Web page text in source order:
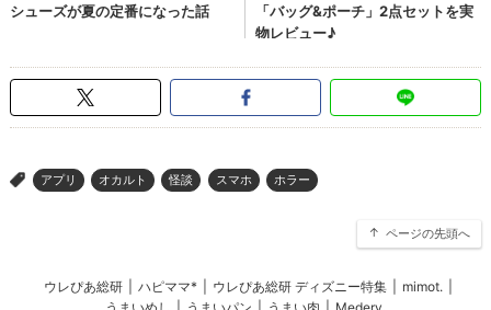
> アプリ オカルト 怪談 スマホ ホラー
ページの先頭へ
ウレぴあ総研 ハピママ* ウレぴあ総研 ディズニー特集 mimot.